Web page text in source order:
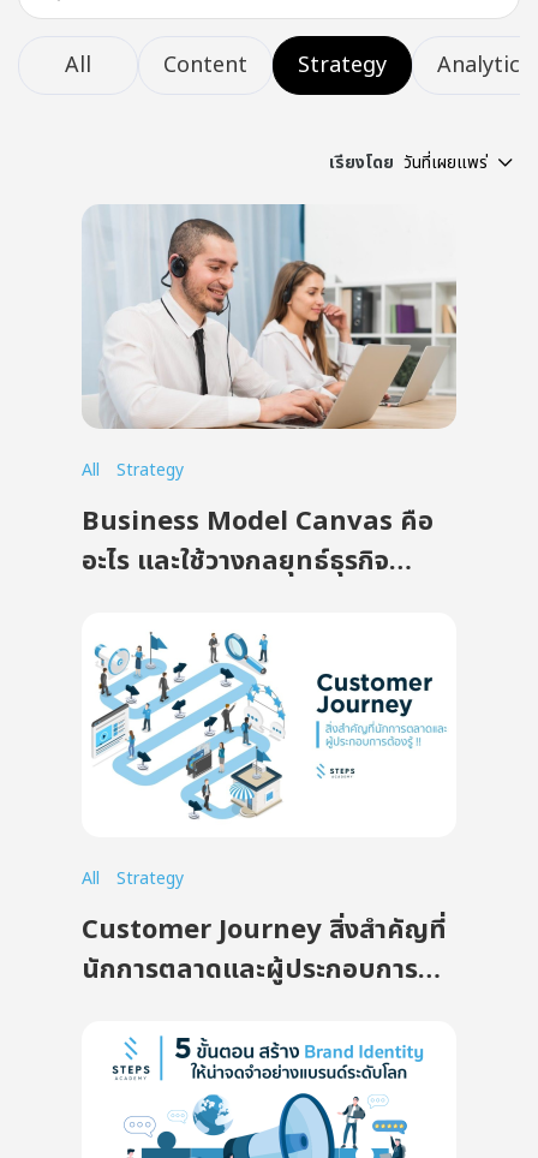
All Content Strategy Analytics
เรียงโดย วันที่เผยแพร่
All Strategy
Business Model Canvas คือ
อะไร และใช้วางกลยุทธ์ธุรกิจ
2025)
All Strategy
Customer Journey สิ่งสำคัญที่
นักการตลาดและผู้ประกอบการ